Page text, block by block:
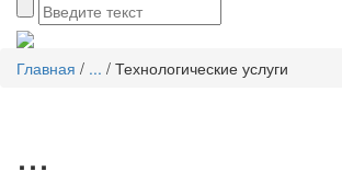
Главная / ... / Технологические услуги
...